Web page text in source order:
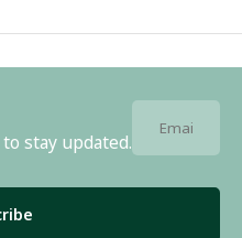
stay updated.